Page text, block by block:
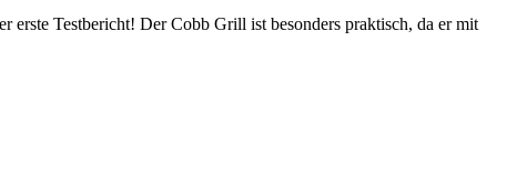
Testbericht! Der Cobb Grill ist besonders praktisch, da er mit